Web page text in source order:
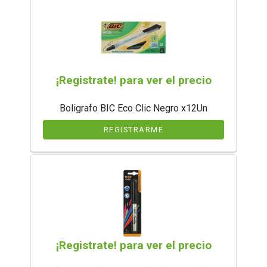
¡Registrate! para ver el precio
Boligrafo BIC Eco Clic Negro x12Un
REGISTRARME
¡Registrate! para ver el precio